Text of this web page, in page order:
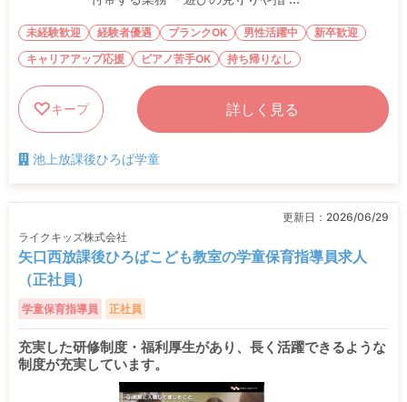
未経験歓迎 経験者優遇 ブランクOK 男性活躍中
新卒歓迎
キャリアアップ応援
ピアノ苦手OK 持ち帰りなし
キープ 詳しく見る
池上放課後ひろば学童
更新日： 2026/06/29
ライクキッズ株式会社
矢口西放課後ひろばこども教室の学童保育指導員求人
（正社員）
学童保育指導員 正社員
充実した研修制度・福利厚生があり、長く活躍できるような
制度が充実しています。